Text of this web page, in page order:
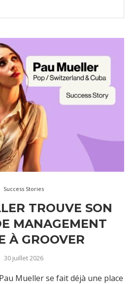
Success Stories
TROUVE SON
MANAGEMENT
À GROOVER
30 juillet 2026
Mueller se fait déjà une place